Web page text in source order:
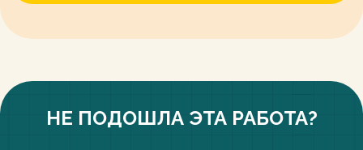
НЕ ПОДОШЛА ЭТА РАБОТА?